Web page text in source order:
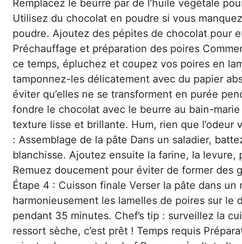
Remplacez le beurre par de l’huile végétale
Utilisez du chocolat en poudre si vous
poudre. Ajoutez des pépites de chocolat pour
Préchauffage et préparation des poires
ce temps, épluchez et coupez vos poires en
tamponnez-les délicatement avec du papier
éviter qu’elles ne se transforment en purée
fondre le chocolat avec le beurre au bain-
texture lisse et brillante. Hum, rien que
: Assemblage de la pâte Dans un saladier,
blanchisse. Ajoutez ensuite la farine, la
Remuez doucement pour éviter de former des
Étape 4 : Cuisson finale Verser la pâte dans
harmonieusement les lamelles de poires sur le
pendant 35 minutes. Chef’s tip : surveillez la
ressort sèche, c’est prêt ! Temps requis